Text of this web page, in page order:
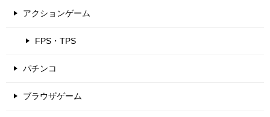
アクションゲーム
FPS・TPS
パチンコ
ブラウザゲーム